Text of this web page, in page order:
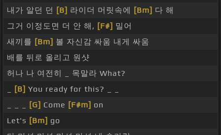
내가 알던 던 [B] 라이더 머릿속에 [Bm] 다 해
그거 이정도면 더 안 해, [F#] 밀어
새끼를 [Bm] 볼 자신감 싸움 내게 싸움
배를 뒤로 올리고 원샷
허나 나 여전히 _ 목말라 What?
[B] You ready for this? _ _
[G] Come [F#m] on
Let's [Bm] go